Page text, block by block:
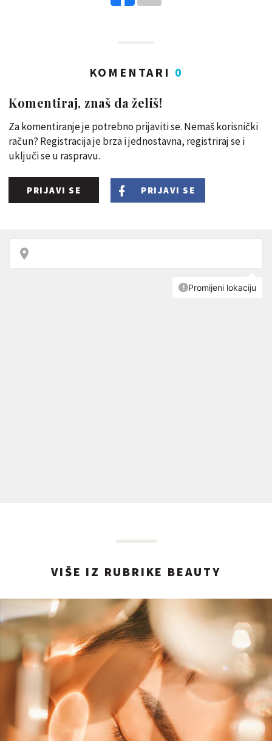
KOMENTARI 0
Komentiraj, znaš da želiš!
Za komentiranje je potrebno prijaviti se. Nemaš korisnički
račun? Registracija je brza i jednostavna, registriraj se i
uključi se u raspravu.
PRIJAVI SE PRIJAVI SE
VIŠE IZ RUBRIKE BEAUTY